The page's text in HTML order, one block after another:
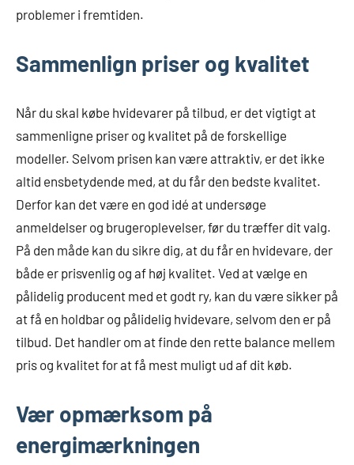
problemer i fremtiden.
Sammenlign priser og kvalitet
Når du skal købe hvidevarer på tilbud, er det vigtigt at
sammenligne priser og kvalitet på de forskellige
modeller. Selvom prisen kan være attraktiv, er det ikke
altid ensbetydende med, at du får den bedste kvalitet.
Derfor kan det være en god idé at undersøge
anmeldelser og brugeroplevelser, før du træffer dit valg.
På den måde kan du sikre dig, at du får en hvidevare, der
både er prisvenlig og af høj kvalitet. Ved at vælge en
pålidelig producent med et godt ry, kan du være sikker på
at få en holdbar og pålidelig hvidevare, selvom den er på
tilbud. Det handler om at finde den rette balance mellem
pris og kvalitet for at få mest muligt ud af dit køb.
Vær opmærksom på
energimærkningen